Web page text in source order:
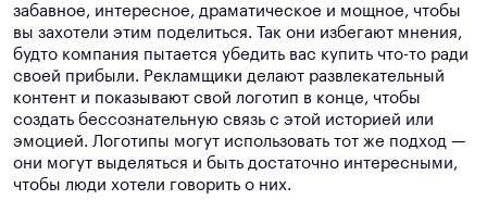
забавное, интересное, драматическое и мощное, чтобы
вы захотели этим поделиться. Так они избегают мнения,
будто компания пытается убедить вас купить что-то ради
своей прибыли. Рекламщики делают развлекательный
контент и показывают свой логотип в конце, чтобы
создать бессознательную связь с этой историей или
эмоцией. Логотипы могут использовать тот же подход —
они могут выделяться и быть достаточно интересными,
чтобы люди хотели говорить о них.